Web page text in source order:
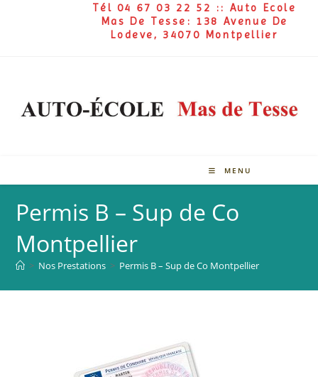
Tél 04 67 03 22 52 :: Auto Ecole
Mas De Tesse: 138 Avenue De
Lodeve, 34070 Montpellier
MENU
Permis B – Sup de Co
Montpellier
> Nos Prestations > Permis B – Sup de Co Montpellier